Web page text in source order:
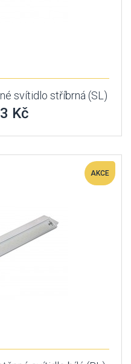
svítidlo stříbrná (SL)
Kč
AKCE